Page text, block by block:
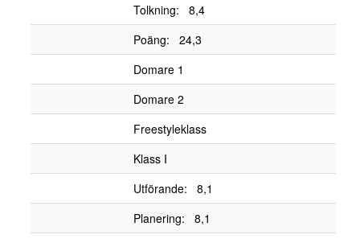
Tolkning: 8,4
Poäng: 24,3
Domare 1
Domare 2
Freestyleklass
Klass I
Utförande: 8,1
Planering: 8,1